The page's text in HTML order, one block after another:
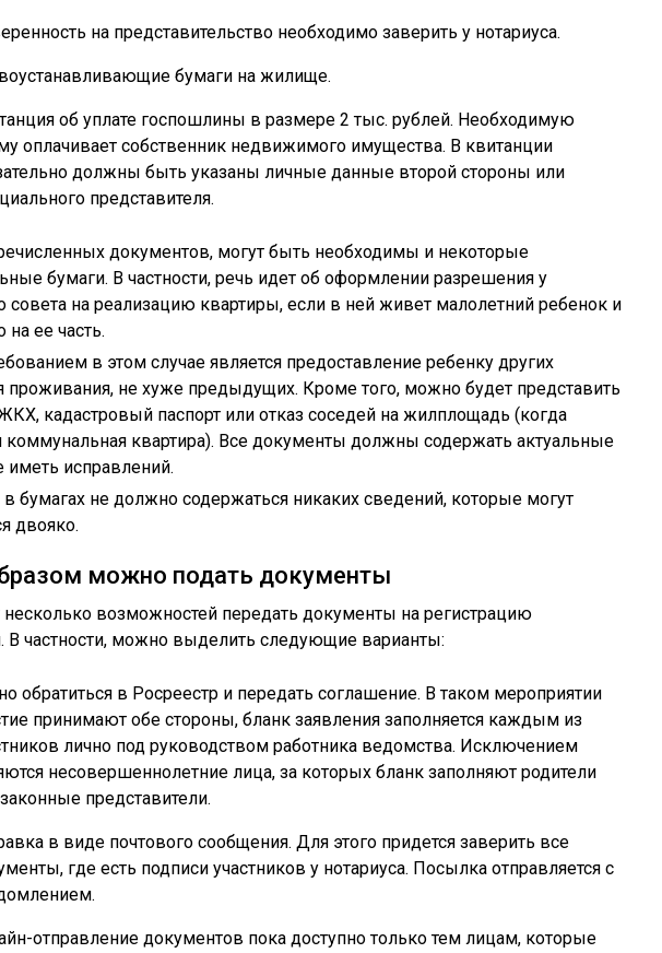
на представительство необходимо заверить у нотариуса.
бумаги на жилище.
об уплате госпошлины в размере 2 тыс. рублей. Необходимую
оплачивает собственник недвижимого имущества. В квитанции
должны быть указаны личные данные второй стороны или
представителя.
документов, могут быть необходимы и некоторые
бумаги. В частности, речь идет об оформлении разрешения у
совета на реализацию квартиры, если в ней живет малолетний ребенок и
на ее часть.
в этом случае является предоставление ребенку других
проживания, не хуже предыдущих. Кроме того, можно будет представить
кадастровый паспорт или отказ соседей на жилплощадь (когда
коммунальная квартира). Все документы должны содержать актуальные
иметь исправлений.
в бумагах не должно содержаться никаких сведений, которые могут
двояко.
можно подать документы
несколько возможностей передать документы на регистрацию
В частности, можно выделить следующие варианты:
обратиться в Росреестр и передать соглашение. В таком мероприятии
принимают обе стороны, бланк заявления заполняется каждым из
лично под руководством работника ведомства. Исключением
несовершеннолетние лица, за которых бланк заполняют родители
представители.
в виде почтового сообщения. Для этого придется заверить все
где есть подписи участников у нотариуса. Посылка отправляется с
отправление документов пока доступно только тем лицам, которые